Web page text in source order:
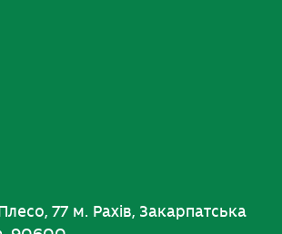
77 м. Рахів, Закарпатська